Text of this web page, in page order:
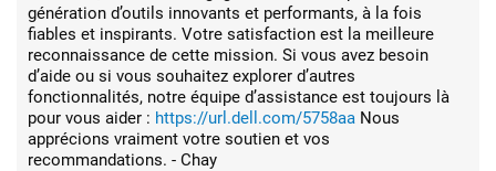
génération d’outils innovants et performants, à la fois
fiables et inspirants. Votre satisfaction est la meilleure
reconnaissance de cette mission. Si vous avez besoin
d’aide ou si vous souhaitez explorer d’autres
fonctionnalités, notre équipe d’assistance est toujours là
pour vous aider : https://url.dell.com/5758aa Nous
apprécions vraiment votre soutien et vos
recommandations. - Chay